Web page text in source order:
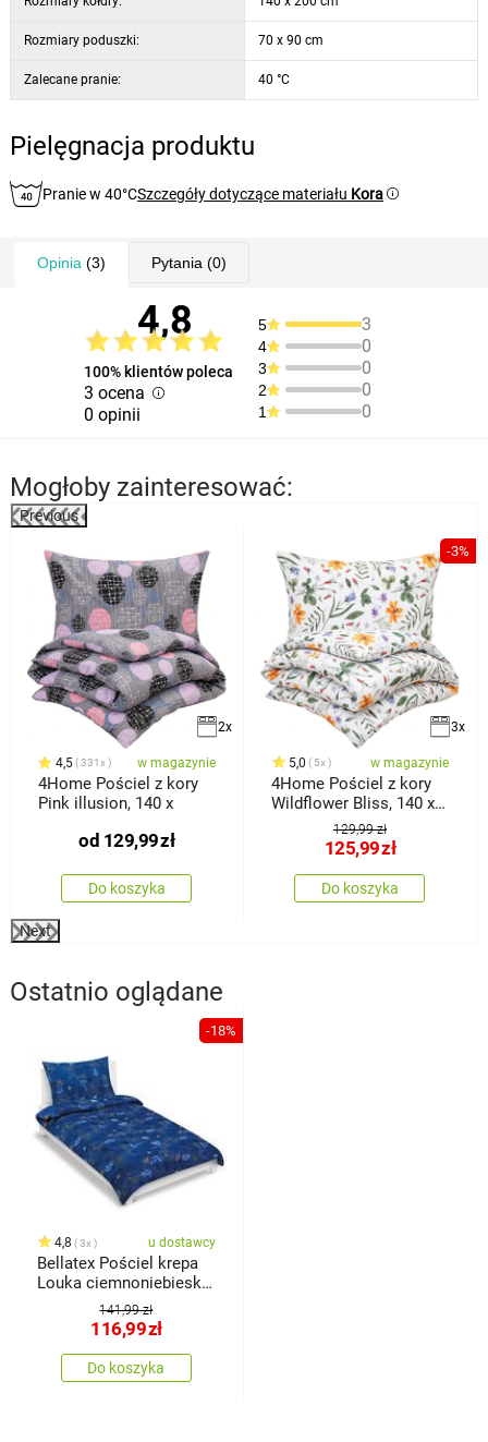
Rozmiary poduszki: 70 x 90 cm
Zalecane pranie: 40 °C
Pielęgnacja produktu
Pranie w 40°CSzczegóły dotyczące materiału Kora
Opinia (3) Pytania (0)
4,8
100% klientów poleca
3 ocena
0 opinii
5 3
4 0
3 0
2 0
1 0
Mogłoby zainteresować:
Previous
2x
4,5 331x w magazynie
4Home Pościel z kory
Pink illusion, 140 x
od 129,99zł
Do koszyka
-3%
3x
5,0 5x w magazynie
4Home Pościel z kory
Wildflower Bliss, 140 x
220 cm, 70 x 90 cm
129,99 zł
125,99zł
Do koszyka
Next
Ostatnio oglądane
-18%
4,8 3x u dostawcy
Bellatex Pościel krepa
Louka ciemnoniebieska,
140x 200 cm, 70 x 90 cm
141,99 zł
116,99zł
Do koszyka